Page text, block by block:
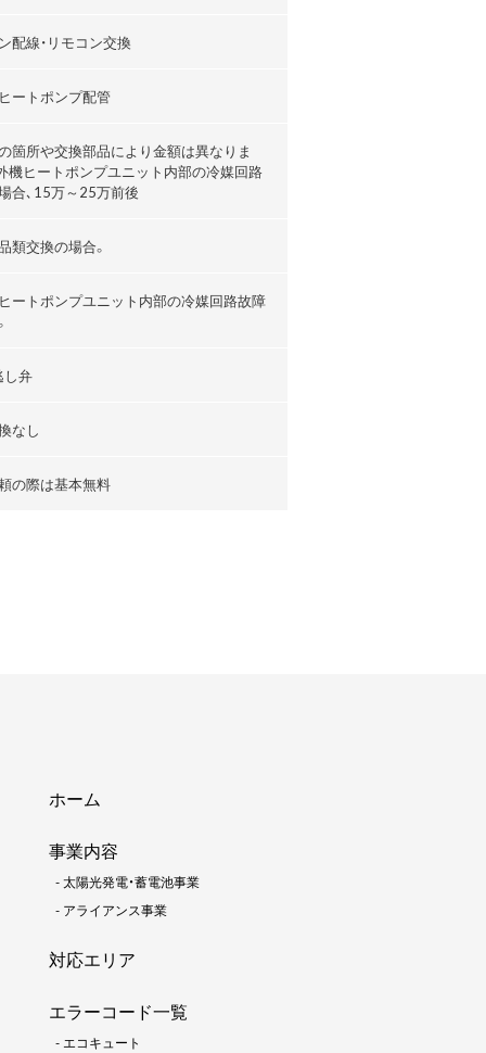
配線・リモコン交換
ートポンプ配管
箇所や交換部品により金額は異なりま
機ヒートポンプユニット内部の冷媒回路
合､15万～25万前後
類交換の場合。
ートポンプユニット内部の冷媒回路故障
し弁
なし
の際は基本無料
ホーム
事業内容
-太陽光発電・蓄電池事業
- アライアンス事業
対応エリア
エラーコード一覧
-エコキュート